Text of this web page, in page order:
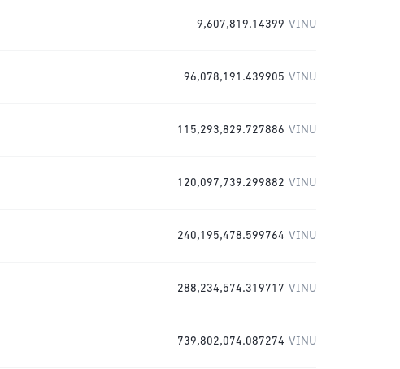
9,607,819.14399 VINU
96,078,191.439905 VINU
115,293,829.727886 VINU
120,097,739.299882 VINU
240,195,478.599764 VINU
288,234,574.319717 VINU
739,802,074.087274 VINU